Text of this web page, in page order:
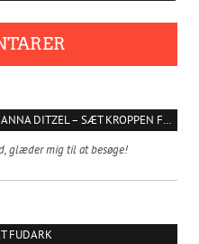
NY UDSTILLING I DAC: NANNA DITZEL – SÆT KROPPEN FRI
glæder mig til at besøge!
FUDARK